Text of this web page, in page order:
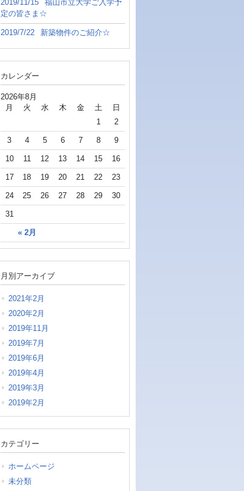
2019/11/15
福山市立大学ご入学予
定の皆さま☆
2019/7/22 新築物件のご紹介☆
カレンダー
2026年8月
月 火 水 木 金 土 日
« 2月
1 2
3 4 5 6 7 8 9
10 11 12 13 14 15 16
17 18 19 20 21 22 23
24 25 26 27 28 29 30
31
月別アーカイブ
2021年2月
2020年2月
2019年11月
2019年7月
2019年6月
2019年4月
2019年3月
2019年2月
カテゴリー
ホームページ
未分類